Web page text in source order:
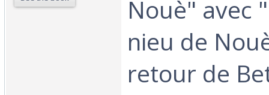
Nouè" avec
nieu de
retour de